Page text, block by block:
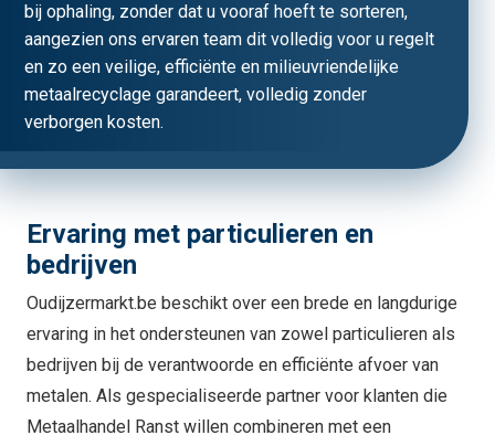
bij ophaling, zonder dat u vooraf hoeft te sorteren,
aangezien ons ervaren team dit volledig voor u regelt
en zo een veilige, efficiënte en milieuvriendelijke
metaalrecyclage garandeert, volledig zonder
verborgen kosten.
Ervaring met particulieren en
bedrijven
Oudijzermarkt.be beschikt over een brede en langdurige
ervaring in het ondersteunen van zowel particulieren als
bedrijven bij de verantwoorde en efficiënte afvoer van
metalen. Als gespecialiseerde partner voor klanten die
Metaalhandel Ranst willen combineren met een